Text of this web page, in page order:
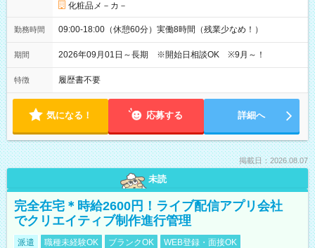
化粧品メ－カ－
勤務時間 09:00-18:00（休憩60分）実働8時間（残業少なめ！）
期間 2026年09月01日～長期 ※開始日相談OK ※9月～！
特徴 履歴書不要
気になる！ 応募する 詳細へ
掲載日：2026.08.07
未読
完全在宅＊時給2600円！ライブ配信アプリ会社
でクリエイティブ制作進行管理
派遣 職種未経験OK ブランクOK WEB登録・面接OK